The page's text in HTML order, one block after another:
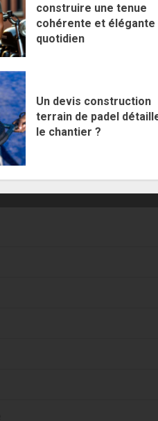
construire une tenue
cohérente et élégante
quotidien
Un devis construction
terrain de padel
le chantier ?